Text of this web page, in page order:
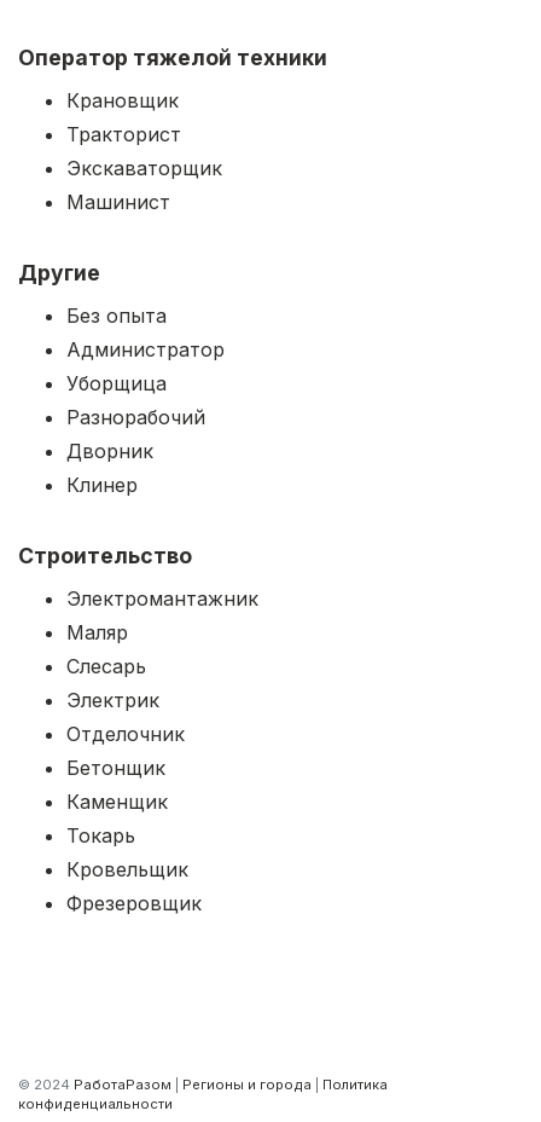
Оператор тяжелой техники
Крановщик
Тракторист
Экскаваторщик
Машинист
Другие
Без опыта
Администратор
Уборщица
Разнорабочий
Дворник
Клинер
Строительство
Электромантажник
Маляр
Слесарь
Электрик
Отделочник
Бетонщик
Каменщик
Токарь
Кровельщик
Фрезеровщик
© 2024 РаботаРазом Регионы и города
Политика
конфиденциальности